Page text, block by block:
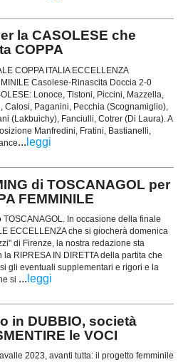
la CASOLESE che
COPPA
COPPA ITALIA ECCELLENZA
Casolese-Rinascita Doccia 2-0
Lonoce, Tistoni, Piccini, Mazzella,
Calosi, Paganini, Pecchia (Scognamiglio),
(Lakbuichy), Fanciulli, Cotrer (Di Laura). A
Manfredini, Fratini, Bastianelli,
... leggi
di TOSCANAGOL per
FEMMINILE
In occasione della finale
ECCELLENZA che si giocherà domenica
di Firenze, la nostra redazione sta
RIPRESA IN DIRETTA della partita che
gli eventuali supplementari e rigori e la
si ... leggi
in DUBBIO, società
le VOCI
2023, avanti tutta: il progetto femminile